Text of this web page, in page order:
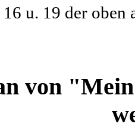
u. 19 der
von